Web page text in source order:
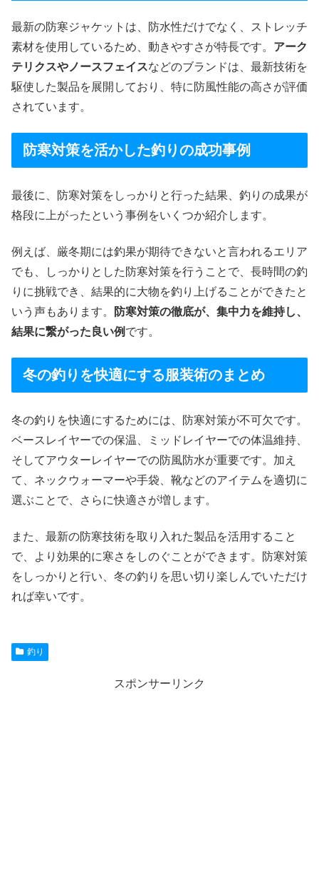
最新の防寒ジャケットは、防水性だけでなく、ストレッチ
素材を使用しているため、動きやすさが特長です。 アーク
テリクスやノースフェイスなどのブランドは、最新技術を
駆使した製品を展開しており、特に防風性能の高さが評価
されています。
防寒対策を活かした釣りの成功事例
最後に、防寒対策をしっかりと行った結果、釣りの成果が
格段に上がったという事例をいくつか紹介します。
例えば、厳冬期には釣果が期待できないと言われるエリア
でも、しっかりとした防寒対策を行うことで、長時間の釣
りに挑戦でき、結果的に大物を釣り上げることができたと
いう声もあります。
防寒対策の徹底が、集中力を維持し、
結果に繋がった良い例 です。
冬の釣りを快適にする服装術のまとめ
冬の釣りを快適にするためには、防寒対策が不可欠です。
ベースレイヤーでの保温、ミッドレイヤーでの体温維持、
そしてアウターレイヤーでの防風防水が重要です。加え
て、ネックウォーマーや手袋、靴などのアイテムを適切に
選ぶことで、さらに快適さが増します。
また、最新の防寒技術を取り入れた製品を活用すること
で、より効果的に寒さをしのぐことができます。防寒対策
をしっかりと行い、冬の釣りを思い切り楽しんでいただけ
れば幸いです。
釣り
スポンサーリンク